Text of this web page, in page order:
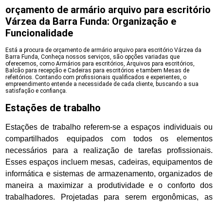
orçamento de armário arquivo para escritório
Várzea da Barra Funda: Organização e
Funcionalidade
Está a procura de orçamento de armário arquivo para escritório Várzea da
Barra Funda, Conheça nossos serviços, são opções variadas que
oferecemos, como Armários para escritórios, Arquivos para escritórios,
Balcão para recepção e Cadeiras para escritórios e tambem Mesas de
refeitórios. Contando com profissionais qualificados e experientes, o
empreendimento entende a necessidade de cada cliente, buscando a sua
satisfação e confiança.
Estações de trabalho
Estações de trabalho referem-se a espaços individuais ou
compartilhados equipados com todos os elementos
necessários para a realização de tarefas profissionais.
Esses espaços incluem mesas, cadeiras, equipamentos de
informática e sistemas de armazenamento, organizados de
maneira a maximizar a produtividade e o conforto dos
trabalhadores. Projetadas para serem ergonômicas, as